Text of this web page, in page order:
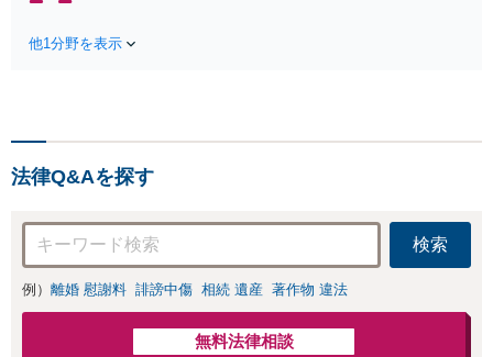
弟、親戚とのトラブル
沢駅30秒】
他1分野を表示
法律Q&Aを探す
検索
例） 離婚 慰謝料 誹謗中傷 相続 遺産 著作物 違法
無料法律相談